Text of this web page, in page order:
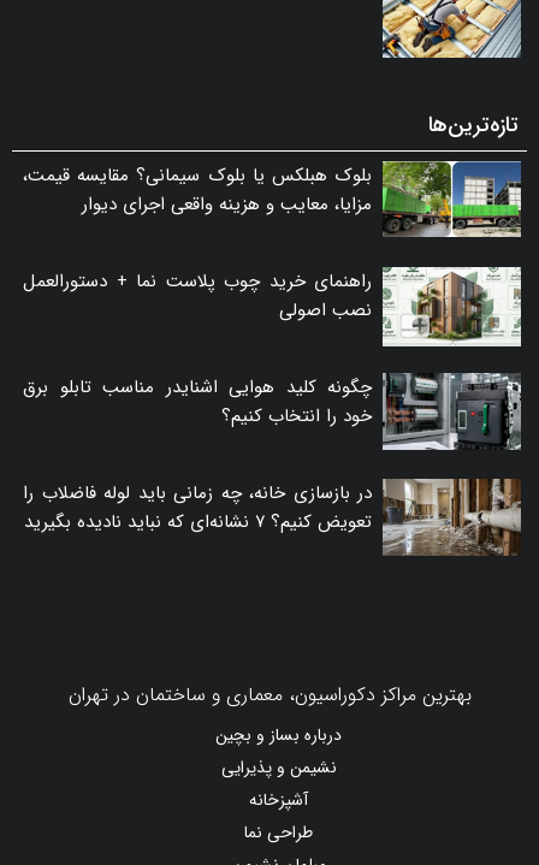
تازه‌ترین‌ها
بلوک هبلکس یا بلوک سیمانی؟ مقایسه قیمت،
مزایا، معایب و هزینه واقعی اجرای دیوار
راهنمای خرید چوب پلاست نما + دستورالعمل
نصب اصولی
چگونه کلید هوایی اشنایدر مناسب تابلو برق
خود را انتخاب کنیم؟
در بازسازی خانه، چه زمانی باید لوله فاضلاب را
تعویض کنیم؟ ۷ نشانه‌ای که نباید نادیده بگیرید
بهترین مراکز دکوراسیون، معماری و ساختمان در تهران
درباره بساز و بچین
نشیمن و پذیرایی
آشپزخانه
طراحی نما